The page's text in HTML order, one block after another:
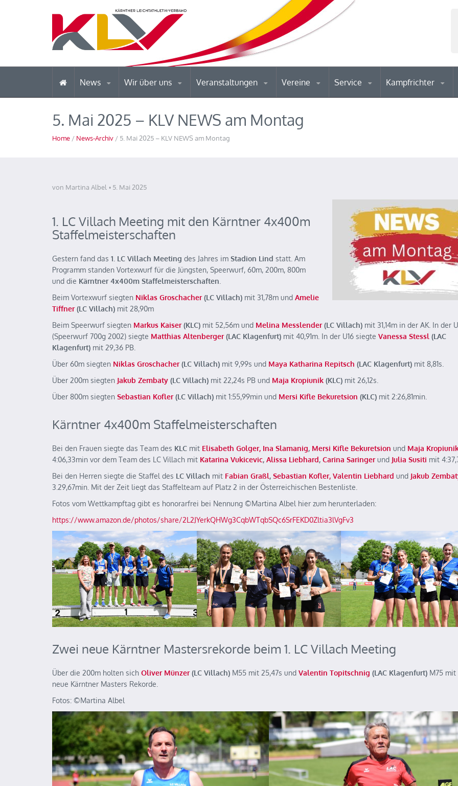
News Wir über uns Veranstaltungen Vereine Service Kampfrichter
5. Mai 2025 – KLV NEWS am Montag
Home / News-Archiv / 5. Mai 2025 – KLV NEWS am Montag
von Martina Albel 5. Mai 2025
1. LC Villach Meeting mit den Kärntner 4x400m
Staffelmeisterschaften
Gestern fand das 1. LC Villach Meeting des Jahres im Stadion Lind statt. Am
Programm standen Vortexwurf für die Jüngsten, Speerwurf, 60m, 200m, 800m
und die Kärntner 4x400m Staffelmeisterschaften
Beim Vortexwurf siegten Niklas Groschacher(LC Villach) mit 31,78m und Amelie
Tiffner(LC Villach) mit 28,90m
Beim Speerwurf siegten Markus Kaiser(KLC) mit 52,56m und Melina Messlender(LC Villach) mit 31,14m in der AK. In der
(Speerwurf 700g 2002) siegte Matthias Altenberger(LAC Klagenfurt) mit 40,91m. In der U16 siegte Vanessa Stessl (LAC
Klagenfurt) mit 29,36 PB.
Über 60m siegten Niklas Groschacher(LC Villach) mit 9,99s und Maya Katharina Repitsch (LAC Klagenfurt) mit 8,81s.
Über 200m siegten Jakub Zembaty (LC Villach) mit 22,24s PB und Maja Kropiunik (KLC) mit 26,12s.
Über 800m siegten Sebastian Kofler(LC Villach) mit 1:55,99min und Mersi Kifle Bekuretsion (KLC) mit 2:26,81min.
Kärntner 4x400m Staffelmeisterschaften
Bei den Frauen siegte das Team des KLC mit Elisabeth Golger, Ina Slamanig, Mersi Kifle Bekuretsion und Maja
4:06,33min vor dem Team des LC Villach mit Katarina Vukicevic, Alissa Liebhard, Carina Saringerund Julia Susiti mit
Bei den Herren siegte die Staffel des LC Villach mit Fabian Graßl, Sebastian Kofler, Valentin Liebhard und Jakub
3.29,67min. Mit der Zeit liegt das Staffelteam auf Platz 2 in der Österreichischen Bestenliste.
Fotos vom Wettkampftag gibt es honorarfrei bei Nennung ©️Martina Albel hier zum herunterladen:
https://www.amazon.de/photos/share/2L2JYerkQHWg3CqbWTqbSQc6SrFEKD0Zltia3lVgFv3
Zwei neue Kärntner Mastersrekorde beim 1. LC Villach Meeting
Über die 200m holten sich Oliver Münzer(LC Villach) M55 mit 25,47s und Valentin Topitschnig (LAC Klagenfurt) M75 mit
neue Kärntner Masters Rekorde.
Fotos: ©️Martina Albel